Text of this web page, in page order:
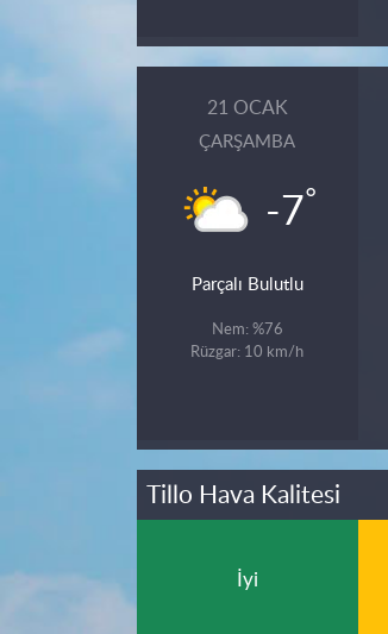
21 OCAK
ÇARŞAMBA
-7°
Parçalı Bulutlu
Nem: %76
Rüzgar: 10 km/h
Tillo Hava Kalitesi
İyi